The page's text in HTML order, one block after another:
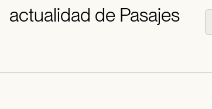
actualidad de Pasajes